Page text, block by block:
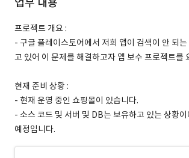
프로젝트 개요 :
- 구글 플레이스토어에서 저희 앱이 검색이 안 되
고 있어 이 문제를 해결하고자 앱 보수 프로젝트를
현재 준비 상황 :
- 현재 운영 중인 쇼핑몰이 있습니다.
- 소스 코드 및 서버 및 DB는 보유하고 있는 상황
예정입니다.